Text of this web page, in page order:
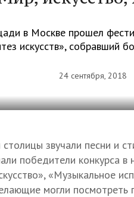
в Москве прошел
искусств», собравший
24 сентября, 2018
звучали песни и
победители конкурса
«Музыкальное
могли посмотреть